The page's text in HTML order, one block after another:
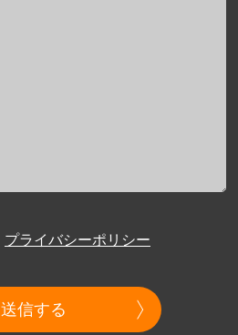
プライバシーポリシー
送信する